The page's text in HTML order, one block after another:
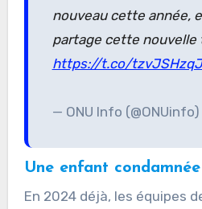
nouveau cette année,
partage cette nouvelle
https://t.co/
— ONU Info (@ONUinfo)
Une enfant
En 2024 déjà, les équipes